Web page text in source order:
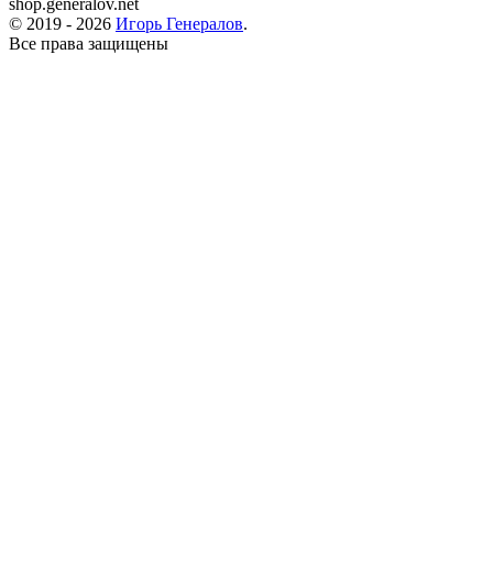
© 2019 - 2026 Игорь Генералов.
Все права защищены